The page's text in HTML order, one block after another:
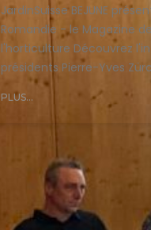
JardinSuisse BEJUNE
Romandie - le Magazine
l'horticulture Découvrez
présidents Pierre-Yves
PLUS...